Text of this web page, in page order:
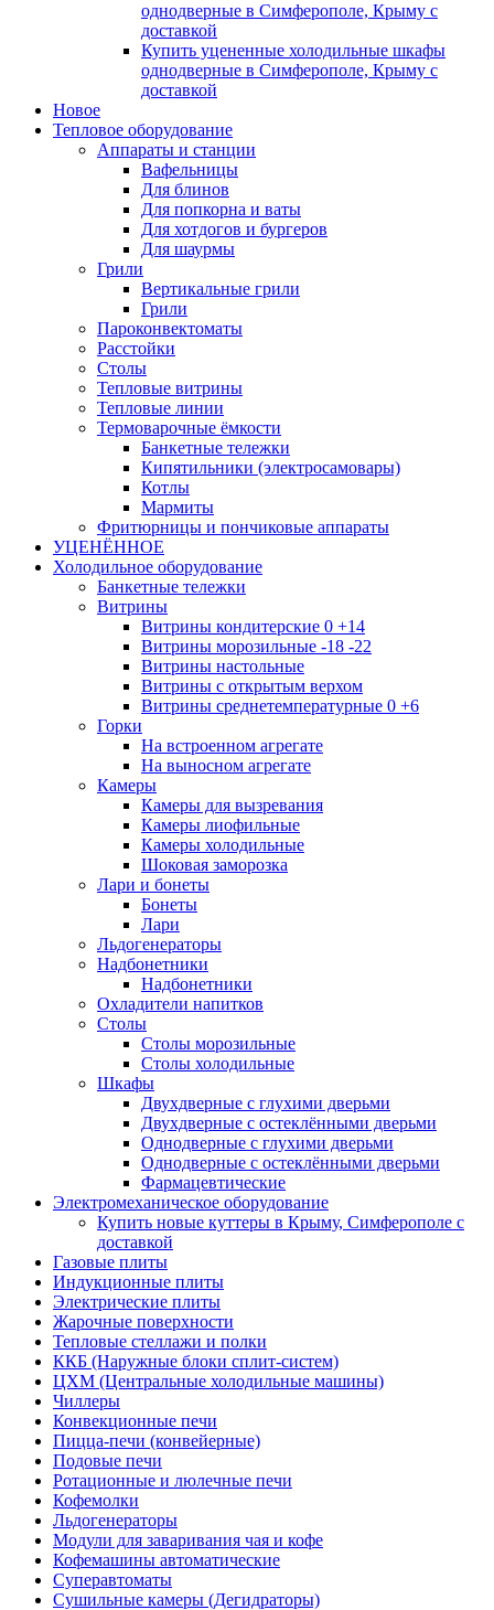
однодверные в Симферополе, Крыму с
доставкой
Купить уцененные холодильные шкафы
однодверные в Симферополе, Крыму с
доставкой
Новое
Тепловое оборудование
Аппараты и станции
Вафельницы
Для блинов
Для попкорна и ваты
Для хотдогов и бургеров
Для шаурмы
Грили
Вертикальные грили
Грили
Пароконвектоматы
Расстойки
Столы
Тепловые витрины
Тепловые линии
Термоварочные ёмкости
Банкетные тележки
Кипятильники (электросамовары)
Котлы
Мармиты
Фритюрницы и пончиковые аппараты
УЦЕНЁННОЕ
Холодильное оборудование
Банкетные тележки
Витрины
Витрины кондитерские 0 +14
Витрины морозильные -18 -22
Витрины настольные
Витрины с открытым верхом
Витрины среднетемпературные 0 +6
Горки
На встроенном агрегате
На выносном агрегате
Камеры
Камеры для вызревания
Камеры лиофильные
Камеры холодильные
Шоковая заморозка
Лари и бонеты
Бонеты
Лари
Льдогенераторы
Надбонетники
Надбонетники
Охладители напитков
Столы
Столы морозильные
Столы холодильные
Шкафы
Двухдверные с глухими дверьми
Двухдверные с остеклёнными дверьми
Однодверные с глухими дверьми
Однодверные с остеклёнными дверьми
Фармацевтические
Электромеханическое оборудование
Купить новые куттеры в Крыму, Симферополе с
доставкой
Газовые плиты
Индукционные плиты
Электрические плиты
Жарочные поверхности
Тепловые стеллажи и полки
ККБ (Наружные блоки сплит-систем)
ЦХМ (Центральные холодильные машины)
Чиллеры
Конвекционные печи
Пицца-печи (конвейерные)
Подовые печи
Ротационные и люлечные печи
Кофемолки
Льдогенераторы
Модули для заваривания чая и кофе
Кофемашины автоматические
Суперавтоматы
Сушильные камеры (Дегидраторы)